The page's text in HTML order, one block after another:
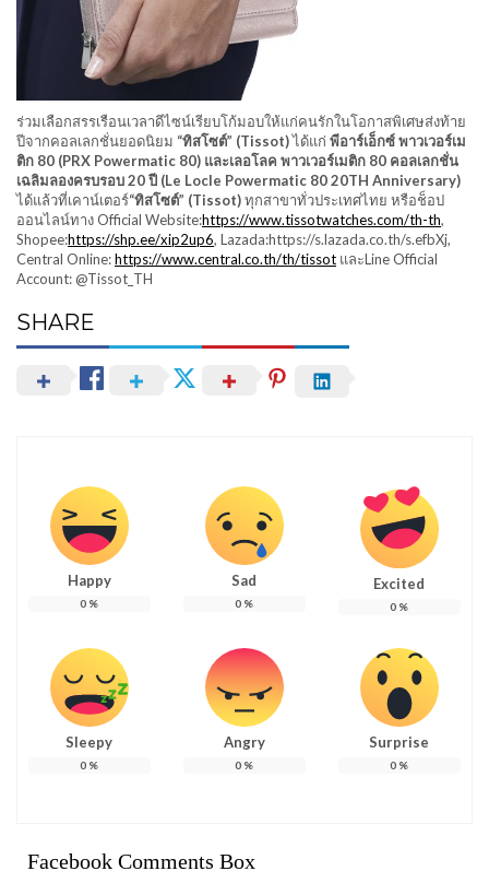
ร่วมเลือกสรรเรือนเวลาดีไซน์เรียบโก้มอบให้แก่คนรักในโอกาสพิเศษส่งท้าย
ปีจากคอลเลกชั่นยอดนิยม “ทิสโซต์” (Tissot)ได้แก่ พีอาร์เอ็กซ์ พาวเวอร์เม
ติก 80 (PRX Powermatic 80) และเลอโลค พาวเวอร์เมติก 80 คอลเลกชั่น
เฉลิมลองครบรอบ 20 ปี (Le Locle Powermatic 80 20TH Anniversary)
ได้แล้วที่เคาน์เตอร์“ทิสโซต์” (Tissot)ทุกสาขาทั่วประเทศไทย หรือช็อป
ออนไลน์ทาง Official Website:https://www.tissotwatches.com/th-th,
Shopee:https://shp.ee/xip2up6, Lazada:https://s.lazada.co.th/s.efbXj,
Central Online:https://www.central.co.th/th/tissot และLine Official
Account: @Tissot_TH
SHARE
Happy
0 %
Sad
0 %
Excited
0 %
Sleepy
0 %
Angry
0 %
Surprise
0 %
Facebook Comments Box